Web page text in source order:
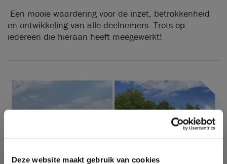
Deze website maakt gebruik van cookies
Een mooie waardering voor de inzet, betrokkenheid
en ontwikkeling van alle deelnemers. Trots op
iedereen die hieraan heeft meegewerkt!